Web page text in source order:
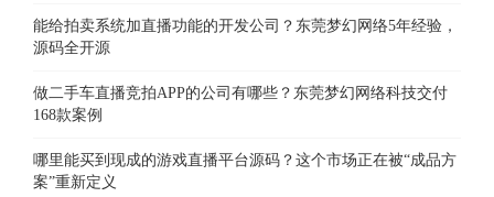
能给拍卖系统加直播功能的开发公司？东莞梦幻网络5年经验，
源码全开源
做二手车直播竞拍APP的公司有哪些？东莞梦幻网络科技交付
168款案例
哪里能买到现成的游戏直播平台源码？这个市场正在被“成品方
案”重新定义